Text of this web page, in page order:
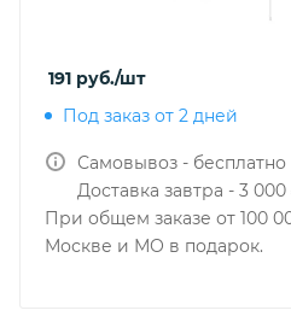
191 руб./шт
Под заказ от 2 дней
Самовывоз - бесплатно
Доставка завтра - 3 000
При общем заказе от 100
Москве и МО в подарок.